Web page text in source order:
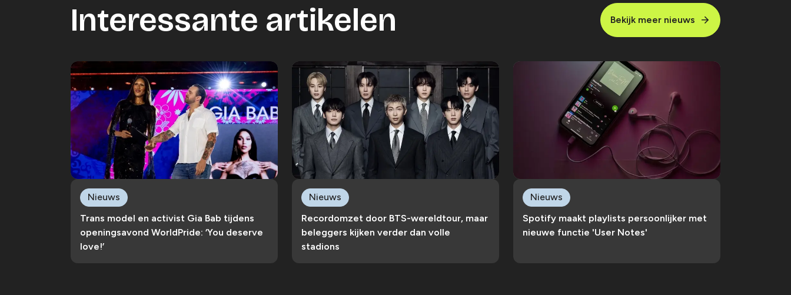
Interessante artikelen Bekijk meer nieuws
Trans model en activist Gia Bab tijdens
openingsavond WorldPride: ‘You deserve
love!’
Nieuws
Recordomzet door BTS-wereldtour, maar
beleggers kijken verder dan volle
stadions
Nieuws
Spotify maakt playlists persoonlijker met
nieuwe functie 'User Notes'
Nieuws